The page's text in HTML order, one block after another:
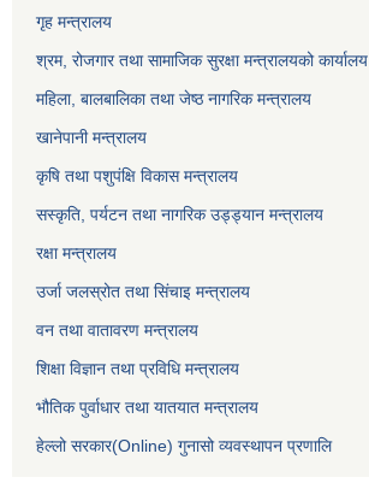
गृह मन्त्रालय
श्रम, रोजगार तथा सामाजिक सुरक्षा मन्त्रालयको कार्यालय
महिला, बालबालिका तथा जेष्ठ नागरिक मन्त्रालय
खानेपानी मन्त्रालय
कृषि तथा पशुपंक्षि विकास मन्त्रालय
सस्कृति, पर्यटन तथा नागरिक उड्ड्यान मन्त्रालय
रक्षा मन्त्रालय
उर्जा जलस्रोत तथा सिंचाइ मन्‍त्रालय
वन तथा वातावरण मन्त्रालय
शिक्षा विज्ञान तथा प्रविधि मन्त्रालय
भौतिक पुर्वाधार तथा यातयात मन्त्रालय
हेल्लो सरकार(Online) गुनासो व्यवस्थापन प्रणालि